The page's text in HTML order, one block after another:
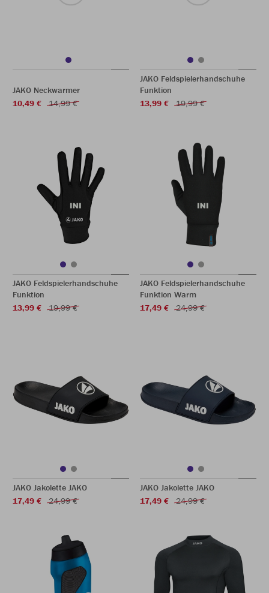
JAKO Neckwarmer
10,49 €
14,99 €
JAKO Feldspielerhandschuhe
Funktion
13,99 €
19,99 €
JAKO Feldspielerhandschuhe
Funktion
13,99 €
19,99 €
JAKO Feldspielerhandschuhe
Funktion Warm
17,49 €
24,99 €
JAKO Jakolette JAKO
17,49 €
24,99 €
JAKO Jakolette JAKO
17,49 €
24,99 €